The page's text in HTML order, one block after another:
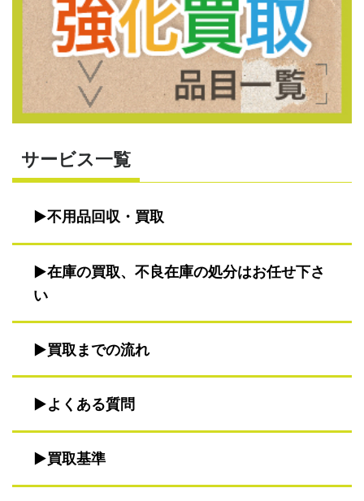
サービス一覧
不用品回収・買取
在庫の買取、不良在庫の処分はお任せ下さ
い
買取までの流れ
よくある質問
買取基準